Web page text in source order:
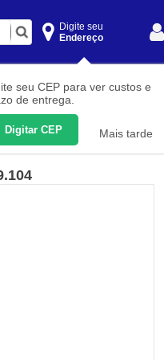
Digite seu
Endereço
seu CEP para ver custos e
de entrega.
Digitar CEP Mais tarde
Civil
Medição